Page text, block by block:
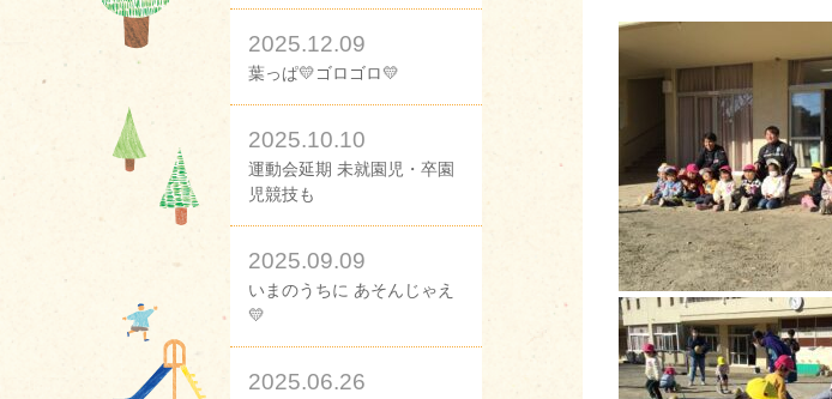
2025.12.09
葉っぱ💛ゴロゴロ💛
2025.10.10
運動会延期 未就園児・卒園
児競技も
2025.09.09
いまのうちに あそんじゃえ
💛
2025.06.26